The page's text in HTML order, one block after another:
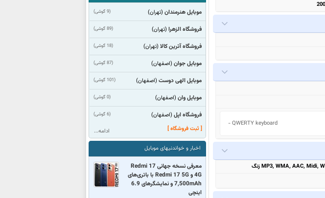
- QWERTY keyboard
(9 گوشی) موبایل هنرمندان (تهران)
(89 گوشی) فروشگاه الزهرا (تهران)
(18 گوشی) فروشگاه آترین کالا (تهران)
(87 گوشی) موبایل جوان (اصفهان)
(101 گوشی) موبایل الهی دوست (اصفهان)
(0 گوشی) موبایل وان (اصفهان)
(6 گوشی) فروشگاه اپل (اصفهان)
[ ثبت فروشگاه ]
ادامه...
اخبار و خواندنیهای موبایل
معرفی نسخه جهانی Redmi 17
4G و Redmi 17 5G با باتری‌های
7,500mAh و نمایشگرهای 6.9
اینچی